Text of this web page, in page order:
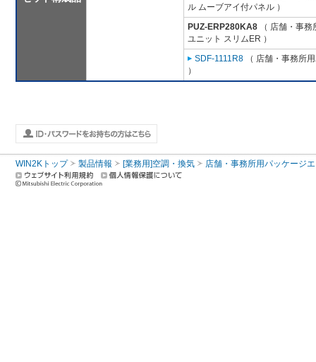
ル ムーブアイ付パネル ）
PUZ-ERP280KA8 （ 店舗・事
ユニット スリムER ）
SDF-1111R8 （ 店舗・事務所
）
WIN2Kトップ 製品情報 [業務用]空調・換気 店舗・事務所用パッケージ